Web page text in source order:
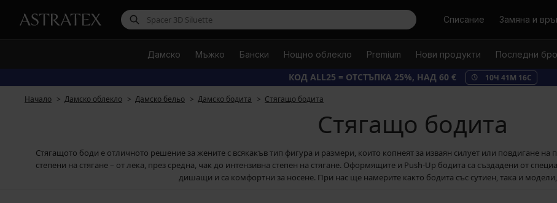
ТърсиСписание Замяна и
Дамско Мъжко Бански Нощно облекло Premium Нови продукти Последни
КОД ALL25 = ОТСТЪПКА 25%, НАД 60 € 10Ч 41М 14С
Начало Дамско облекло Дамско бельо Дамско бодита Стягащо бодита
Стягащо бодита
Стягащото боди е отличното решение за жените с всякакъв тип фигура и размери, които копнеят за изваян силует или повдигане
степени на стягане – от лека, през средна, чак до интензивна степен на стягане. Оформящите и Push-Up бодита са създадени от
дишащи и са комфортни за носене. При нас ще намерите както бодита със сутиен, така и